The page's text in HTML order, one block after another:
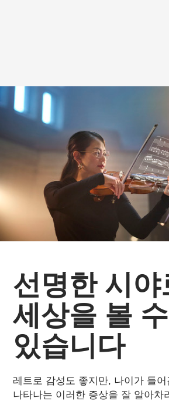
선명한 시야
세상을 볼 수
있습니다
레트로 감성도 좋지만, 나이가 들
나타나는 이러한 증상을 잘 알아차